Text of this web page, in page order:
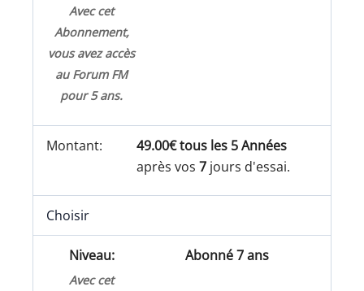
Avec cet
Abonnement,
vous avez accès
au Forum FM
pour 5 ans.
49.00€ tous les 5 Années
après vos7 jours d'essai.
Choisir
Abonné 7 ans
Avec cet